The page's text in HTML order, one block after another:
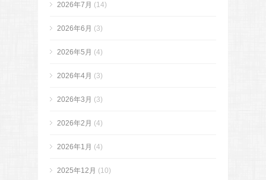
2026年7月 (14)
2026年6月 (3)
2026年5月 (4)
2026年4月 (3)
2026年3月 (3)
2026年2月 (4)
2026年1月 (4)
2025年12月 (10)